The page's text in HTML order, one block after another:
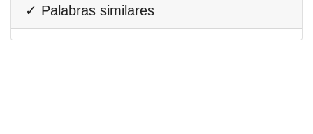
✓ Palabras similares